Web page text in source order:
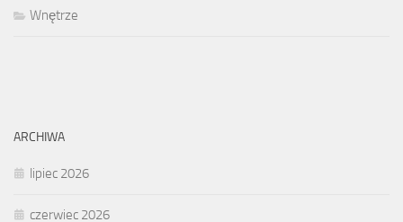
Wnętrze
ARCHIWA
lipiec 2026
czerwiec 2026